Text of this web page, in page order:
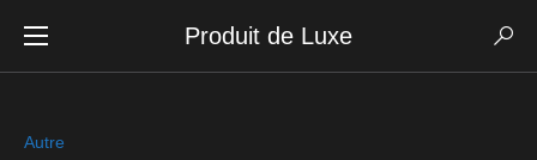
Produit de Luxe
Autre